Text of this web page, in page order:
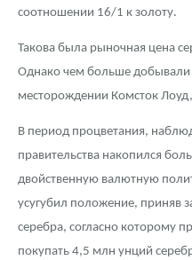
соотношении 16/1 к золоту.
Такова была рыночная цена
Однако чем больше добывали
месторождении Комсток
В период процветания,
правительства накопился
двойственную валютную
усугубил положение, приняв
серебра, согласно которому
покупать 4,5 млн унций